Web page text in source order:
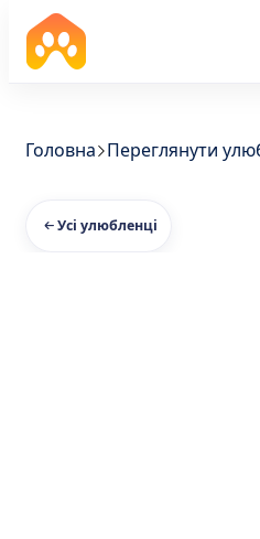
Головна Переглянути
Усі улюбленці